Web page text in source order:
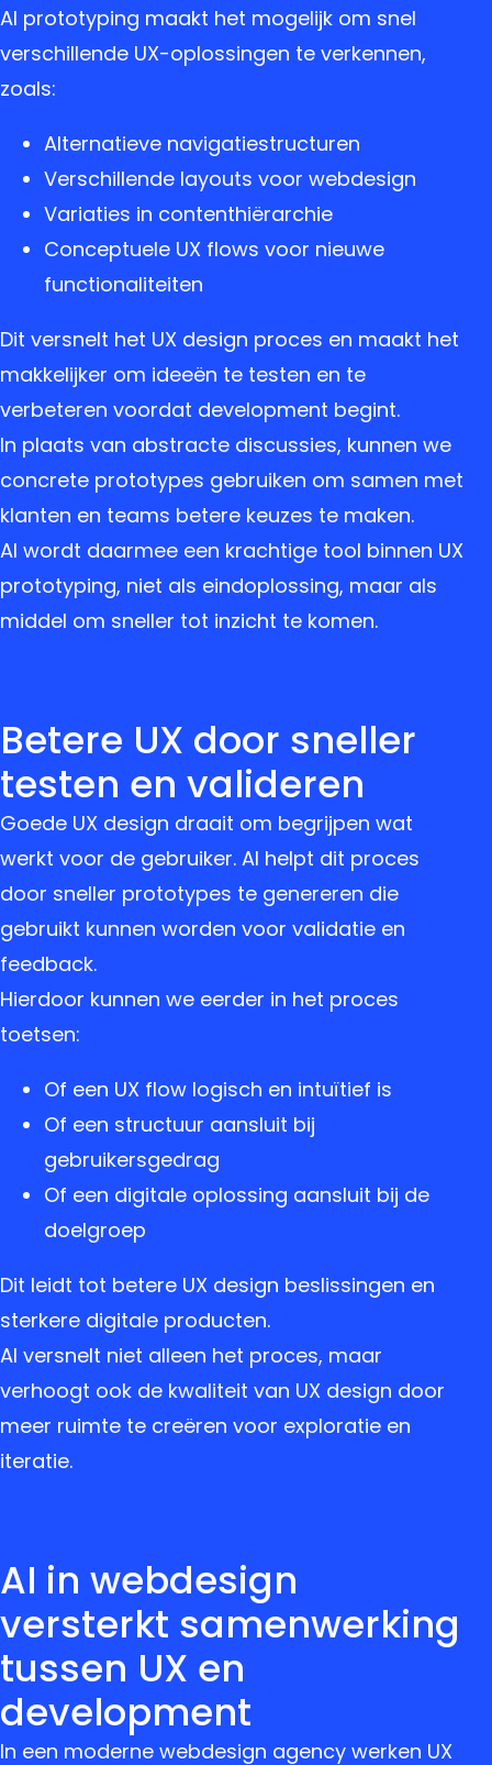
AI prototyping maakt het mogelijk om snel
verschillende UX-oplossingen te verkennen,
zoals:
Alternatieve navigatiestructuren
Verschillende layouts voor webdesign
Variaties in contenthiërarchie
Conceptuele UX flows voor nieuwe
functionaliteiten
Dit versnelt het UX design proces en maakt het
makkelijker om ideeën te testen en te
verbeteren voordat development begint.
In plaats van abstracte discussies, kunnen we
concrete prototypes gebruiken om samen met
klanten en teams betere keuzes te maken.
AI wordt daarmee een krachtige tool binnen UX
prototyping, niet als eindoplossing, maar als
middel om sneller tot inzicht te komen.
Betere UX door sneller
testen en valideren
Goede UX design draait om begrijpen wat
werkt voor de gebruiker. AI helpt dit proces
door sneller prototypes te genereren die
gebruikt kunnen worden voor validatie en
feedback.
Hierdoor kunnen we eerder in het proces
toetsen:
Of een UX flow logisch en intuïtief is
Of een structuur aansluit bij
gebruikersgedrag
Of een digitale oplossing aansluit bij de
doelgroep
Dit leidt tot betere UX design beslissingen en
sterkere digitale producten.
AI versnelt niet alleen het proces, maar
verhoogt ook de kwaliteit van UX design door
meer ruimte te creëren voor exploratie en
iteratie.
AI in webdesign
versterkt samenwerking
tussen UX en
development
In een moderne webdesign agency werken UX